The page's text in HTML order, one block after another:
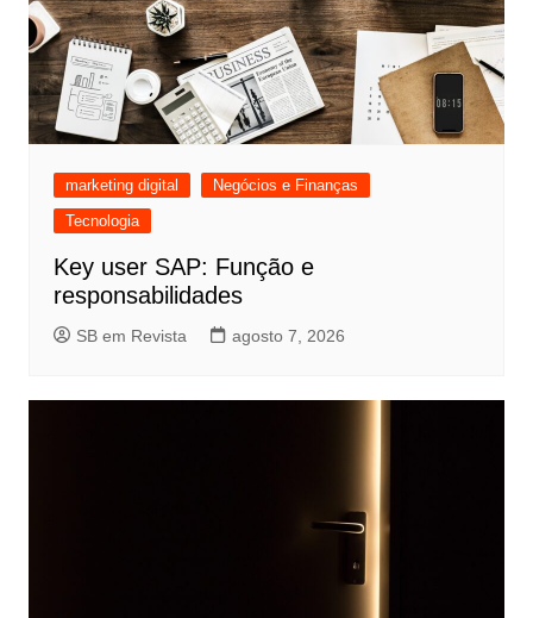
marketing digital
Negócios e Finanças
Tecnologia
Key user SAP: Função e
responsabilidades
SB em Revista agosto 7, 2026